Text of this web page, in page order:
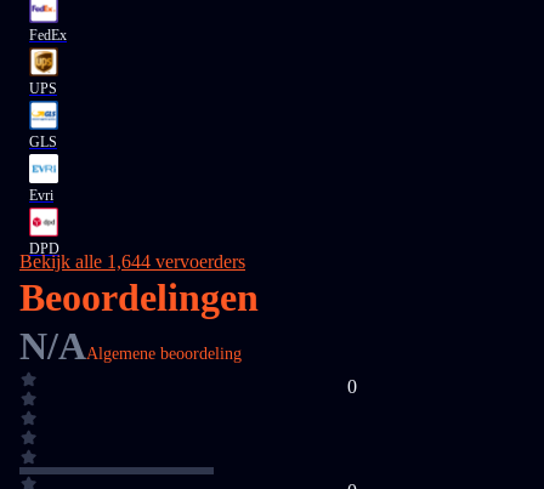
FedEx
UPS
GLS
Evri
DPD
Bekijk alle 1,644 vervoerders
Beoordelingen
N/AAlgemene beoordeling
0